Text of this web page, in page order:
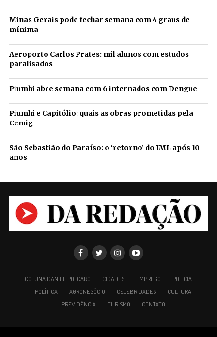
Minas Gerais pode fechar semana com 4 graus de
mínima
Aeroporto Carlos Prates: mil alunos com estudos
paralisados
Piumhi abre semana com 6 internados com Dengue
Piumhi e Capitólio: quais as obras prometidas pela
Cemig
São Sebastião do Paraíso: o ‘retorno’ do IML após 10
anos
COLUNA DANIEL POLCARO CIDADES EMPREGO
POLÍCIA
POLÍTICA
AGRONEGÓCIO CELEBRIDADES
CULTURA
PREVIDÊNCIA
TURISMO CONTATO